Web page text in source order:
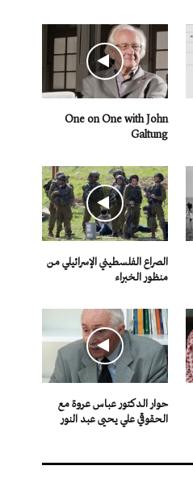
One on One with John
Galtung
الصراع الفلسطيني الإسرائيلي من
منظور الخبراء
حوار الدكتور عباس عروة مع
الحقوقي علي يحيى عبد النور